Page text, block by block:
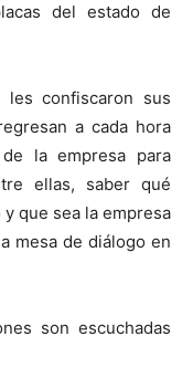
del estado de
confiscaron sus
a cada hora
la empresa para
ellas, saber qué
que sea la empresa
mesa de diálogo en
son escuchadas